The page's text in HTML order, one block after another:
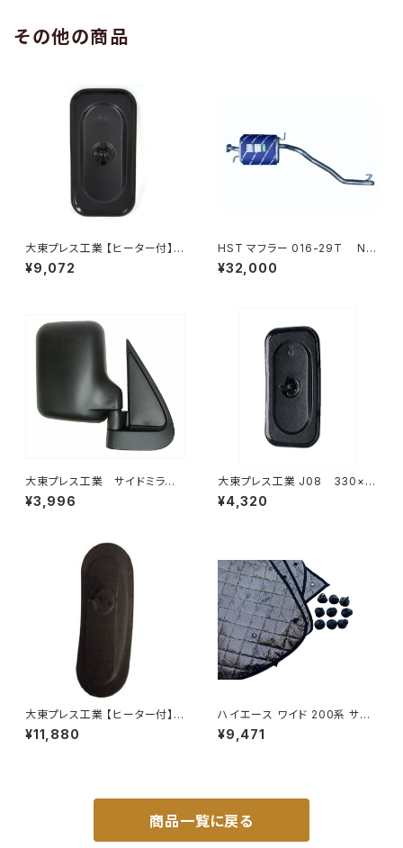
その他の商品
大東プレス工業 【ヒーター付】サ
イドミラー/バックミラーJ08 DI
-7BZ
¥9,072
HST マフラー 016-29T NV
350キャラバン VR2E26 ニッサ
ン 本体オールステンレス 車検
¥32,000
大東プレス工業 サイドミラー/
バックミラー ダイハツ ハイ
ゼット トラック 右 99年～
¥3,996
大東プレス工業 J08 330×1
70 サイドミラー/バックミラー
L012 黒 DI-7B
¥4,320
大東プレス工業 【ヒーター付】サ
イドミラー/バックミラー H40
0 ヒーター DI-8Z
¥11,880
ハイエース ワイド 200系 サン
シェード キャンピング 4層構造
車中泊 遮光 断熱 暑さ対策 盗
¥9,471
商品一覧に戻る